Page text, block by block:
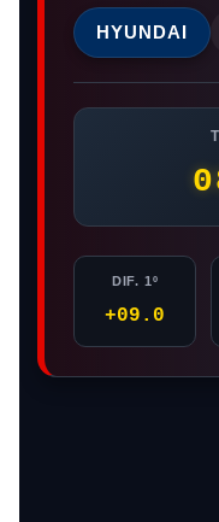
HYUNDAI
DIF. 1º
+09.0